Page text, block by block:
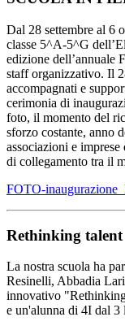
Dal 28 settembre al 6
classe 5^A-5^G
edizione dell’annuale
staff organizzativo. Il
accompagnati e
cerimonia di
foto, il momento del
sforzo costante, anno
associazioni e
di collegamento tra il
FOTO-
Rethinking
La nostra scuola ha
Resinelli, Abbadia
innovativo
e un'alunna di 4I dal